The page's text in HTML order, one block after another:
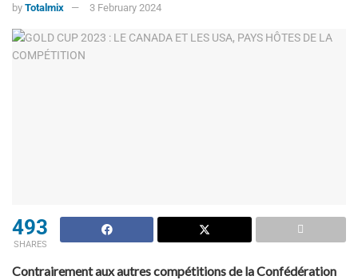
by Totalmix 3 February 2024
493
SHARES
Contrairement aux autres compétitions de la Confédération